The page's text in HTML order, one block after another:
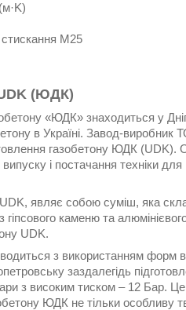
M25
(ЮДК)
«ЮДК» знаходиться у
в Україні. Завод-
газобетону ЮДК
і постачання техніки
являє собою суміш, яка
каменю та
UDK.
з використанням форм
заздалегідь
з високим тиском – 12 Бар.
ЮДК не тільки особливу